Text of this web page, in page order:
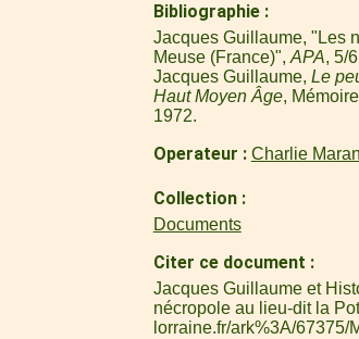
Bibliographie
Jacques Guillaume, "Les
Meuse (France)",APA, 5/
Jacques Guillaume, Le
Haut Moyen Âge,
1972.
Operateur Charlie
Collection
Documents
Citer ce document
Jacques Guillaume et
nécropole au lieu-dit la
lorraine.fr/ark%3A/67375/